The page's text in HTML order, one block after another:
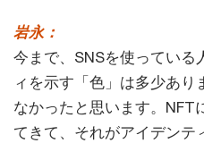
岩永：
今まで、SNSを使っている
ィを示す「色」は多少あ
なかったと思います。NFT
てきて、それがアイデンテ